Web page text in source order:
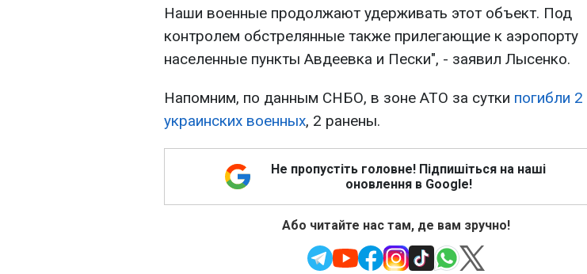
Наши военные продолжают удерживать этот объект. Под
контролем обстрелянные также прилегающие к аэропорту
населенные пункты Авдеевка и Пески", - заявил Лысенко.
Напомним, по данным СНБО, в зоне АТО за сутки погибли 2
украинских военных, 2 ранены.
Не пропустіть головне! Підпишіться на наші
оновлення в Google!
Або читайте нас там, де вам зручно!